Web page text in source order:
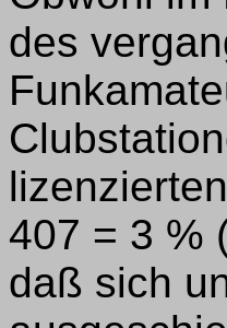
des
407 = 3 %
daß sich